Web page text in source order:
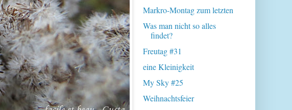
Markro-Montag zum letzten
Was man nicht so alles
findet?
Freutag #31
eine Kleinigkeit
My Sky #25
Weihnachtsfeier